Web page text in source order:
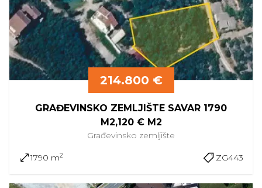
214.800 €
GRAĐEVINSKO ZEMLJIŠTE SAVAR 1790
M2,120 € M2
Građevinsko zemljište
1790 m2 ZG443